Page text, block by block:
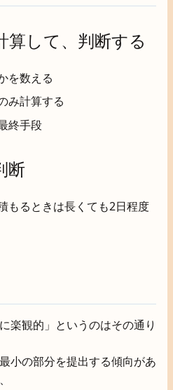
算して、判断する
を数える
み計算する
終手段
断
もるときは長くても2日程度
楽観的」というのはその通り
小の部分を提出する傾向があ